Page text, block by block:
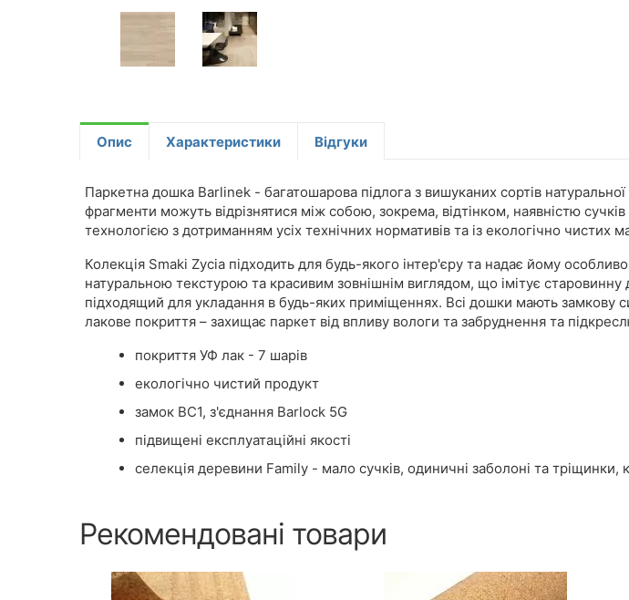
Опис Характеристики Відгуки
Паркетна дошка Barlinek - багатошарова підлога з вишуканих сортів
фрагменти можуть відрізнятися між собою, зокрема, відтінком, наявністю
технологією з дотриманням усіх технічних нормативів та із екологічно чистих
Колекція Smaki Zycia підходить для будь-якого інтер'єру та надає йому
натуральною текстурою та красивим зовнішнім виглядом, що імітує
підходящий для укладання в будь-яких приміщеннях. Всі дошки мають замкову
лакове покриття – захищає паркет від впливу вологи та забруднення та
покриття УФ лак - 7 шарів
екологічно чистий продукт
замок BC1, з'єднання Barlock 5G
підвищені експлуатаційні якості
селекція деревини Family - мало сучків, одиничні заболоні та тріщинки,
Рекомендовані товари